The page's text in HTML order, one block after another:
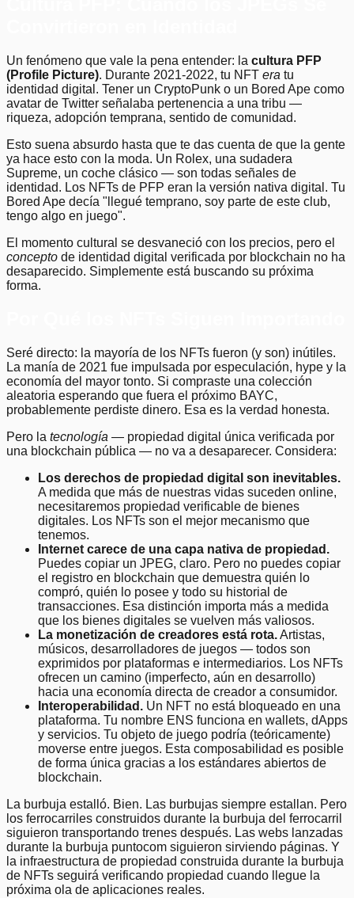
Un fenómeno que vale la pena entender: la cultura PFP
(Profile Picture). Durante 2021-2022, tu NFT era tu
identidad digital. Tener un CryptoPunk o un Bored Ape como
avatar de Twitter señalaba pertenencia a una tribu —
riqueza, adopción temprana, sentido de comunidad.
Esto suena absurdo hasta que te das cuenta de que la gente
ya hace esto con la moda. Un Rolex, una sudadera
Supreme, un coche clásico — son todas señales de
identidad. Los NFTs de PFP eran la versión nativa digital. Tu
Bored Ape decía "llegué temprano, soy parte de este club,
tengo algo en juego".
El momento cultural se desvaneció con los precios, pero el
concepto de identidad digital verificada por blockchain no ha
desaparecido. Simplemente está buscando su próxima
forma.
Seré directo: la mayoría de los NFTs fueron (y son) inútiles.
La manía de 2021 fue impulsada por especulación, hype y la
economía del mayor tonto. Si compraste una colección
aleatoria esperando que fuera el próximo BAYC,
probablemente perdiste dinero. Esa es la verdad honesta.
Pero la tecnología — propiedad digital única verificada por
una blockchain pública — no va a desaparecer. Considera:
Los derechos de propiedad digital son inevitables.
A medida que más de nuestras vidas suceden online,
necesitaremos propiedad verificable de bienes
digitales. Los NFTs son el mejor mecanismo que
tenemos.
Internet carece de una capa nativa de propiedad.
Puedes copiar un JPEG, claro. Pero no puedes copiar
el registro en blockchain que demuestra quién lo
compró, quién lo posee y todo su historial de
transacciones. Esa distinción importa más a medida
que los bienes digitales se vuelven más valiosos.
La monetización de creadores está rota.Artistas,
músicos, desarrolladores de juegos — todos son
exprimidos por plataformas e intermediarios. Los NFTs
ofrecen un camino (imperfecto, aún en desarrollo)
hacia una economía directa de creador a consumidor.
Interoperabilidad. Un NFT no está bloqueado en una
plataforma. Tu nombre ENS funciona en wallets, dApps
y servicios. Tu objeto de juego podría (teóricamente)
moverse entre juegos. Esta composabilidad es posible
de forma única gracias a los estándares abiertos de
blockchain.
La burbuja estalló. Bien. Las burbujas siempre estallan. Pero
los ferrocarriles construidos durante la burbuja del ferrocarril
siguieron transportando trenes después. Las webs lanzadas
durante la burbuja puntocom siguieron sirviendo páginas. Y
la infraestructura de propiedad construida durante la burbuja
de NFTs seguirá verificando propiedad cuando llegue la
próxima ola de aplicaciones reales.